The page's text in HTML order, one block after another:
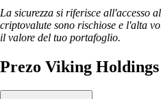
La sicurezza si riferisce all'accesso
criptovalute sono rischiose e l'alta
il valore del tuo portafoglio.
Prezo Viking